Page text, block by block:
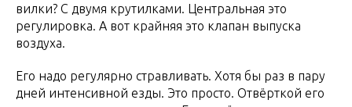
вилки? С двумя крутилками. Центральная это
регулировка. А вот крайняя это клапан выпуска
воздуха.
Его надо регулярно стравливать. Хотя бы раз в пару
дней интенсивной езды. Это просто. Отвёрткой его